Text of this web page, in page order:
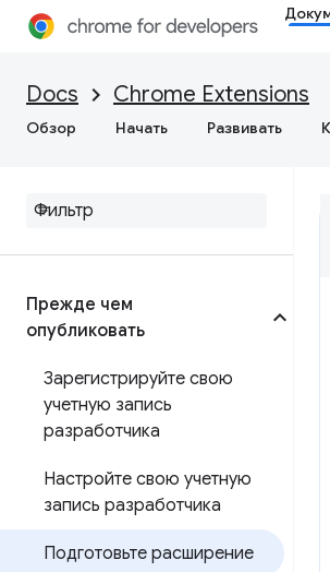
Docs Chrome Extensions
Обзор Начать Развивать
Прежде чем
опубликовать
Зарегистрируйте свою
учетную запись
разработчика
Настройте свою учетную
запись разработчика
Подготовьте расширение